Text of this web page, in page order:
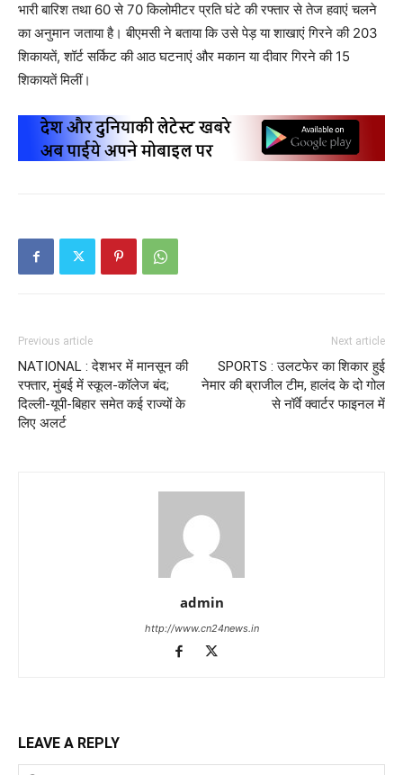
भारी बारिश तथा 60 से 70 किलोमीटर प्रति घंटे की रफ्तार से तेज हवाएं चलने
का अनुमान जताया है। बीएमसी ने बताया कि उसे पेड़ या शाखाएं गिरने की 203
शिकायतें, शॉर्ट सर्किट की आठ घटनाएं और मकान या दीवार गिरने की 15
शिकायतें मिलीं।
Previous article
NATIONAL : देशभर में मानसून की
रफ्तार, मुंबई में स्कूल-कॉलेज बंद;
दिल्ली-यूपी-बिहार समेत कई राज्यों के
लिए अलर्ट
Next article
SPORTS : उलटफेर का शिकार हुई
नेमार की ब्राजील टीम, हालंद के दो गोल
से नॉर्वे क्वार्टर फाइनल में
admin
http://www.cn24news.in
LEAVE A REPLY